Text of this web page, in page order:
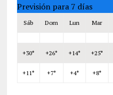
Previsión para 7 días
Sáb Dom Lun Mar
+30° +26° +14° +25°
+11° +7° +4° +8°